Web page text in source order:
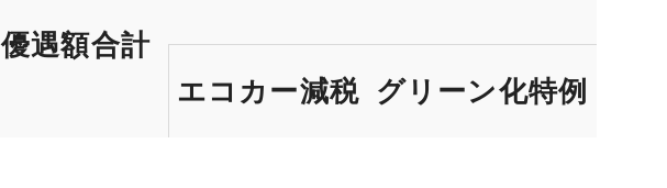
優遇額合計
エコカー減税
グリーン化特例